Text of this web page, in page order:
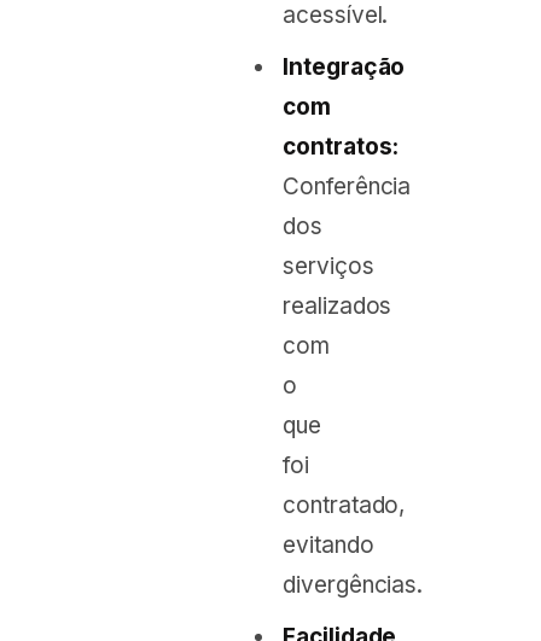
acessível.
Integração
com
contratos:
Conferência
dos
serviços
realizados
com
o
que
foi
contratado,
evitando
divergências.